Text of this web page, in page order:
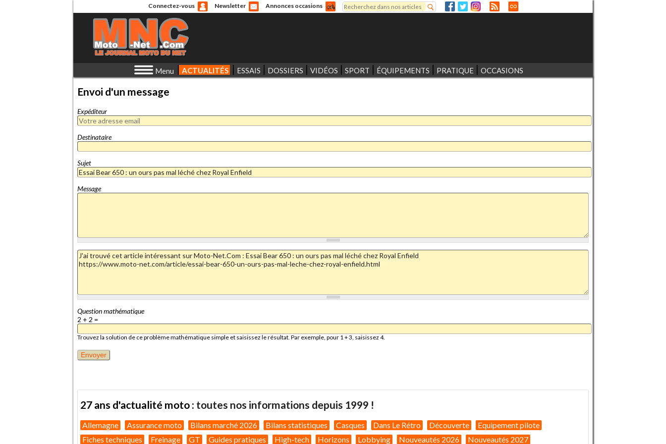
Connectez-vous Newsletter Annonces occasions
Formulaire de recherche
Rechercher
Menu ACTUALITÉS ESSAIS DOSSIERS VIDÉOS SPORT ÉQUIPEMENTS PRATIQUE OCCASIONS
Envoi d'un message
Expéditeur
Destinataire
Sujet
Message
Question mathématique
2 + 2 =
Trouvez la solution de ce problème mathématique simple et saisissez le résultat. Par exemple, pour 1 + 3, saisissez 4.
27 ans d'actualité moto : toutes nos informations depuis 1999 !
Allemagne Assurance moto Bilans marché 2026 Bilans statistiques Casques Dans Le Rétro Découverte
Equipement pilote
Fiches techniques
Freinage GT Guides pratiques High-tech Horizons Lobbying Nouveautés 2026 Nouveautés 2027